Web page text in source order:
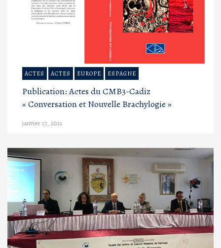
ACTES ACTES EUROPE ESPAGNE
Publication: Actes du CMB3-Cadiz
« Conversation et Nouvelle Brachylogie »
janvier 17, 2021